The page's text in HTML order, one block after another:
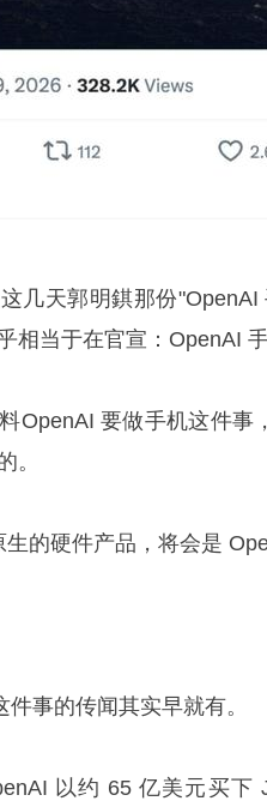
几天郭明錤那份
相当于在官宣：OpenAI 手
OpenAI 要做手机这件事
。
的硬件产品，将会是
事的传闻其实早就有。
以约 65 亿美元买下